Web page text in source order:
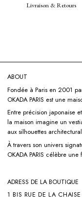
Livraison & Retours
ABOUT
Fondée à Paris en 2001
OKADA PARIS est une
Entre précision japonaise
la maison imagine un
aux silhouettes
À travers son univers
OKADA PARIS célèbre
ADRESS DE LA BOUTIQUE
1 BIS RUE DE LA